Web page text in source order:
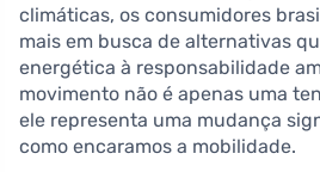
climáticas, os consumidores
mais em busca de alternativas
energética à responsabilidade
movimento não é apenas uma
ele representa uma mudança
como encaramos a mobilidade.